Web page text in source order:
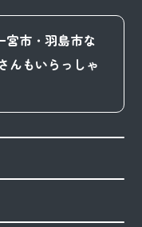
宮市・羽島市な
んもいらっしゃ